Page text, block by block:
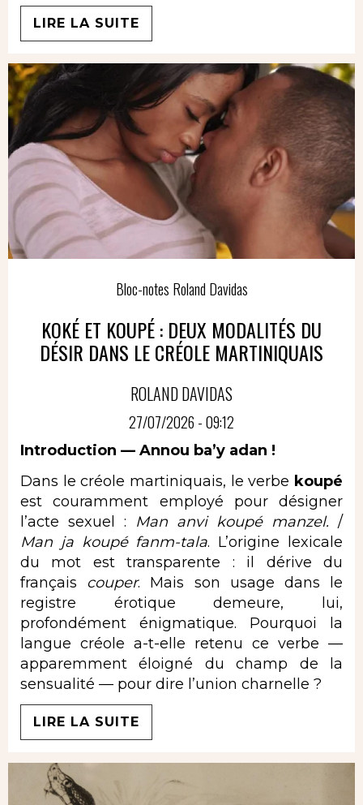
LIRE LA SUITE
Bloc-notes Roland Davidas
KOKÉ ET KOUPÉ : DEUX MODALITÉS DU
DÉSIR DANS LE CRÉOLE MARTINIQUAIS
ROLAND DAVIDAS
27/07/2026 - 09:12
Introduction — Annou ba’y adan !
Dans le créole martiniquais, le verbe koupé
est couramment employé pour désigner
l’acte sexuel : Man anvi koupé manzel. /
Man ja koupé fanm-tala. L’origine lexicale
du mot est transparente : il dérive du
français couper. Mais son usage dans le
registre érotique demeure, lui,
profondément énigmatique. Pourquoi la
langue créole a-t-elle retenu ce verbe —
apparemment éloigné du champ de la
sensualité — pour dire l’union charnelle ?
LIRE LA SUITE